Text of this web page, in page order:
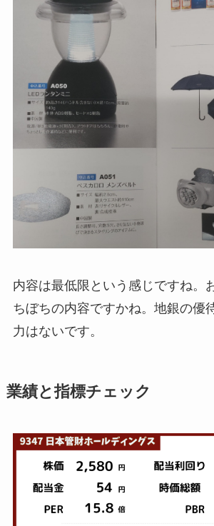
内容は最低限という感じですね。
ちぼちの内容ですかね。地銀の優
力はないです。
業績と指標チェック